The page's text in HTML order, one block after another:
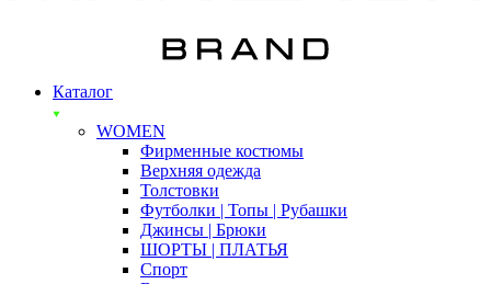
Каталог
WOMEN
Фирменные костюмы
Верхняя одежда
Толстовки
Футболки | Топы | Рубашки
Джинсы | Брюки
ШОРТЫ | ПЛАТЬЯ
Спорт